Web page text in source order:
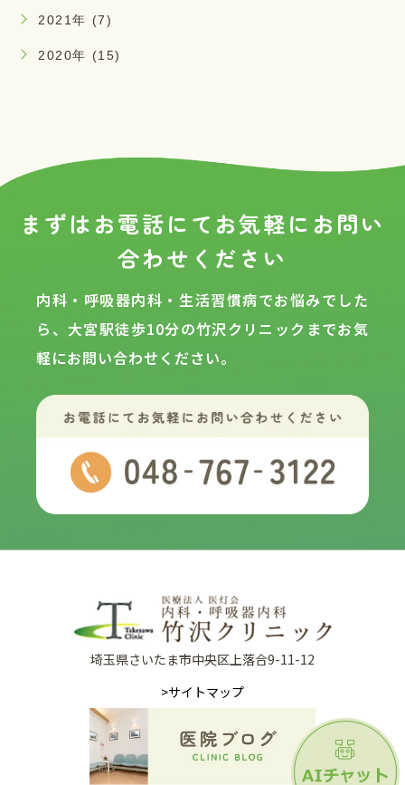
2021年 (7)
2020年 (15)
まずはお電話にてお気軽に お問い
合わせください
内科・呼吸器内科・生活習慣病でお悩みでした
ら、大宮駅徒歩10分の竹沢クリニックまでお気
軽にお問い合わせください。
埼玉県さいたま市中央区上落合9-11-12
>サイトマップ